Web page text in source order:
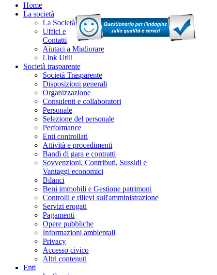
Home
La società
La Società
Uffici e
Contatti
Aiutaci a Migliorare
Link Utili
Società trasparente
Società Trasparente
Disposizioni generali
Organizzazione
Consulenti e collaboratori
Personale
Selezione del personale
Performance
Enti controllati
Attività e procedimenti
Bandi di gara e contratti
Sovvenzioni, Contributi, Sussidi e
Vantaggi economici
Bilanci
Beni immobili e Gestione patrimoni
Controlli e rilievi sull'amministrazione
Servizi erogati
Pagamenti
Opere pubbliche
Informazioni ambientali
Privacy
Accesso civico
Altri contenuti
Enti